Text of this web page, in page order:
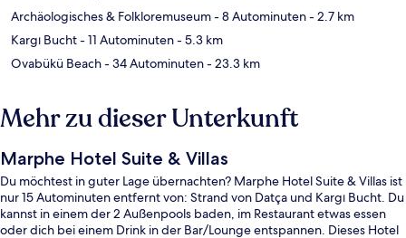
Archäologisches & Folkloremuseum- 8 Autominuten- 2.7 km
Kargı Bucht- 11 Autominuten- 5.3 km
Ovabükü Beach- 34 Autominuten- 23.3 km
Mehr zu dieser Unterkunft
Marphe Hotel Suite & Villas
Du möchtest in guter Lage übernachten? Marphe Hotel Suite & Villas ist
nur 15 Autominuten entfernt von: Strand von Datça und Kargı Bucht. Du
kannst in einem der 2 Außenpools baden, im Restaurant etwas essen
oder dich bei einem Drink in der Bar/Lounge entspannen. Dieses Hotel